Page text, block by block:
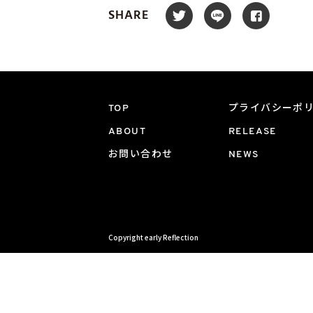
SHARE
TOP プライバシーポ
ABOUT RELEASE
お問い合わせ NEWS
Copyright early Reflection